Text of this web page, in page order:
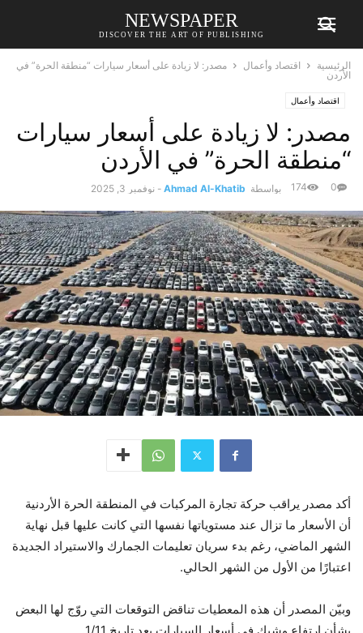
NEWSPAPER
DISCOVER THE ART OF PUBLISHING
الرئيسية اقتصاد وأعمال
مصدر: لا زيادة على أسعار سيارات “منطقة الحرة” في
الأردن
اقتصاد وأعمال
مصدر: لا زيادة على أسعار سيارات
“منطقة الحرة” في الأردن
بواسطة Ahmad Al-Khatib
- نوفمبر 3, 2025 0
174
أكد مصدر يراقب حركة تجارة المركبات في المنطقة الحرة الأردنية
أن الأسعار ما تزال عند مستوياتها نفسها التي كانت عليها قبل نهاية
الشهر الماضي، رغم بدء سريان تعليمات الجمارك والاستيراد الجديدة
اعتبارًا من الأول من الشهر الحالي.
وبيّن المصدر أن هذه المعطيات تناقض التوقعات التي روّج لها البعض
بشأن ارتفاع وشيك في أسعار السيارات بعد تاريخ 1/11.